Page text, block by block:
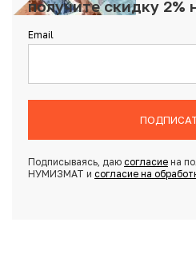
получите скидку 2%
Email
Подписываясь, даю согласиена
НУМИЗМАТ и согласие на